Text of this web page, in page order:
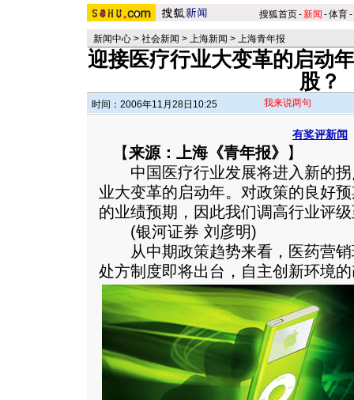
搜狐首页-新闻 -体育-
新闻中心 > 社会新闻 > 上海新闻 > 上海青年报
迎接医疗行业大变革的启动
股？
时间：2006年11月28日10:25 我来说两句
有奖评新闻
【来源：上海《青年报》 】
中国医疗行业发展将进入新的拐
业大变革的启动年。对政策的良好
的业绩预期，因此我们调高行业评级
(银河证券 刘彦明)
从中期政策趋势来看，医药营销
处方制度即将出台，自主创新环境